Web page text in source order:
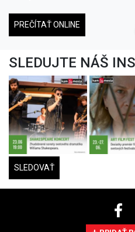
PREČÍTAŤ ONLINE
SLEDUJTE NÁŠ
SLEDOVAŤ